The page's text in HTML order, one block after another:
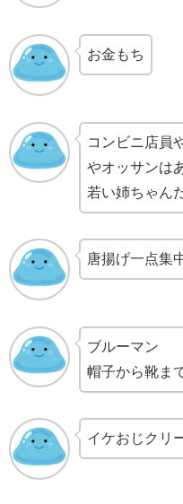
お金もち
コンビニ店員
やオッサンは
若い姉ちゃん
唐揚げ一点集
ブルーマン
帽子から靴ま
イケおじクリ